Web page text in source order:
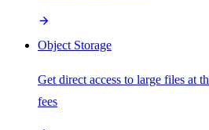
Object Storage
Get direct access to large files at
fees